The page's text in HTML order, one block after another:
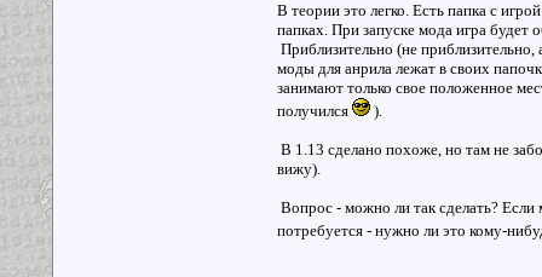
В теории это легко. Есть папка с
папках. При запуске мода игра будет
Приблизительно (не
моды для анрила лежат в своих
занимают только свое положенное
получился
).
В 1.13 сделано похоже, но там не
вижу).
Вопрос - можно ли так сделать?
потребуется - нужно ли это кому-